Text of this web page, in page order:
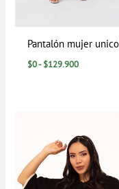
Pantalón mujer
$0- $129.900